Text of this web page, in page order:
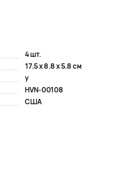
4 шт.
17.5 x 8.8 x 5.8 см
y
HVN-00108
США